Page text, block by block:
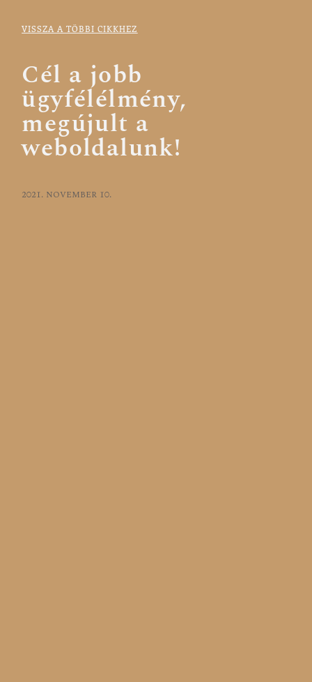
VISSZA A TÖBBI CIKKHEZ
Cél a jobb
ügyfélélmény,
megújult a
weboldalunk!
2021. november 10.